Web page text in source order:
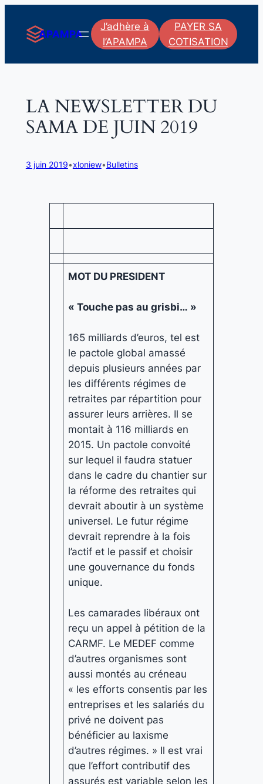
contenu
APAMPA
J’adhère à
l’APAMPA
PAYER SA
COTISATION
LA NEWSLETTER DU
SAMA DE JUIN 2019
3 juin 2019•xloniew•Bulletins
MOT DU PRESIDENT
« Touche pas au grisbi… »
165 milliards d’euros, tel est
le pactole global amassé
depuis plusieurs années par
les différents régimes de
retraites par répartition pour
assurer leurs arrières. Il se
montait à 116 milliards en
2015. Un pactole convoité
sur lequel il faudra statuer
dans le cadre du chantier sur
la réforme des retraites qui
devrait aboutir à un système
universel. Le futur régime
devrait reprendre à la fois
l’actif et le passif et choisir
une gouvernance du fonds
unique.
Les camarades libéraux ont
reçu un appel à pétition de la
CARMF. Le MEDEF comme
d’autres organismes sont
aussi montés au créneau
« les efforts consentis par les
entreprises et les salariés du
privé ne doivent pas
bénéficier au laxisme
d’autres régimes. » Il est vrai
que l’effort contributif des
assurés est variable selon les